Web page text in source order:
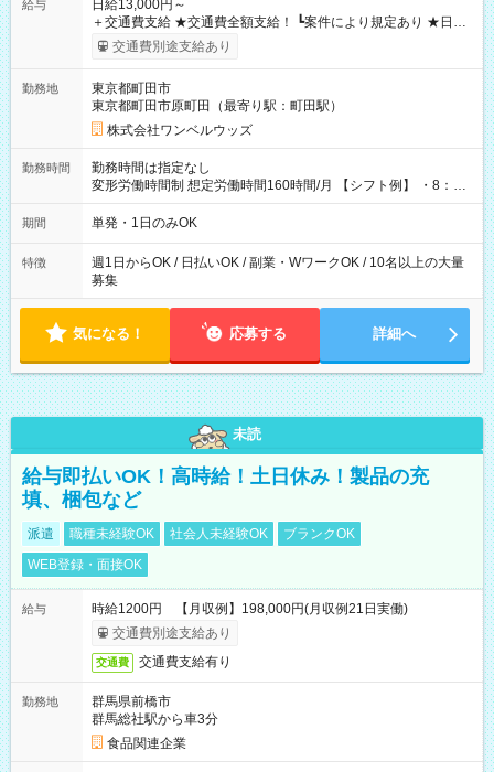
給与
日給13,000円～
＋交通費支給 ★交通費全額支給！ ┗案件により規定あり ★日払
いOK！（規定あり） ┗働いたその日に現金GET♪ お仕事後はコ
ンビニATMから 日払い分を引き落とせます！ 【試用期間】試
交通費別途支給あり
勤務地
東京都町田市
東京都町田市原町田（最寄り駅：町田駅）
株式会社ワンベルウッズ
勤務時間
勤務時間は指定なし
変形労働時間制 想定労働時間160時間/月 【シフト例】 ・8：00
～21：00
期間 単発・1日のみOK
特徴
週1日からOK / 日払いOK / 副業・WワークOK / 10名以上の大量
募集
気になる！ 応募する 詳細へ
未読
給与即払いOK！高時給！土日休み！製品の充
填、梱包など
派遣 職種未経験OK 社会人未経験OK
ブランクOK
WEB登録・面接OK
給与
時給1200円 【月収例】198,000円(月収例21日実働)
交通費別途支給あり
交通費 交通費支給有り
勤務地
群馬県前橋市
群馬総社駅から車3分
食品関連企業